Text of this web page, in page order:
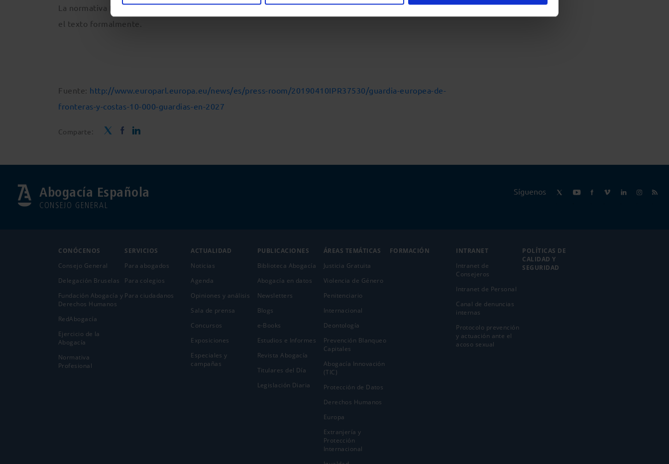
La normativa fue aprobada por 403 votos frente a 162, y 44 abstenciones. El Consejo deberá ahora adoptar
el texto formalmente.
Fuente: http://www.europarl.europa.eu/news/es/press-room/20190410IPR37530/guardia-europea-de-
fronteras-y-costas-10-000-guardias-en-2027
Comparte:
Abogacía Española
CONSEJO GENERAL
Síguenos
CONÓCENOS
Consejo General
Delegación Bruselas
Fundación Abogacía y
Derechos Humanos
RedAbogacía
Ejercicio de la
Abogací­a
Normativa
Profesional
SERVICIOS
Para abogados
Para colegios
Para ciudadanos
ACTUALIDAD
Noticias
Agenda
Opiniones y análisis
Sala de prensa
Concursos
Exposiciones
Especiales y
campañas
PUBLICACIONES
Biblioteca Abogacía
Abogacía en datos
Newsletters
Blogs
e-Books
Estudios e Informes
Revista Abogacía
Titulares del Día
Legislación Diaria
ÁREAS TEMÁTICAS
Justicia Gratuita
Violencia de Género
Penitenciario
Internacional
Deontología
Prevención Blanqueo
Capitales
Abogacía Innovación
(TIC)
Protección de Datos
Derechos Humanos
Europa
Extranjería y
Protección
Internacional
FORMACIÓN
INTRANET
Intranet de
Consejeros
Intranet de Personal
Canal de denuncias
internas
Protocolo prevención
y actuación ante el
acoso sexual
POLÍTICAS DE
CALIDAD Y
SEGURIDAD